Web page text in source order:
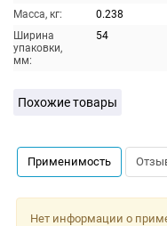
Масса, кг:
0.238
Ширина
упаковки,
мм:
54
Похожие товары
Применимость
Нет информации о